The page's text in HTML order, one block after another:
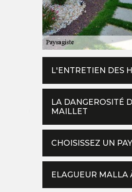
L'ENTRETIEN DES
LA DANGEROSITÉ
MAILLET
CHOISISSEZ UN
ELAGUEUR MALLA